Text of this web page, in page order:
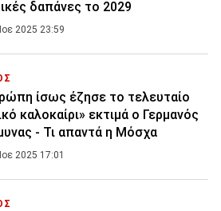
δαπάνες το 2029
2025 23:59
ίσως έζησε το τελευταίο
καλοκαίρι» εκτιμά ο Γερμανός
- Τι απαντά η Μόσχα
2025 17:01